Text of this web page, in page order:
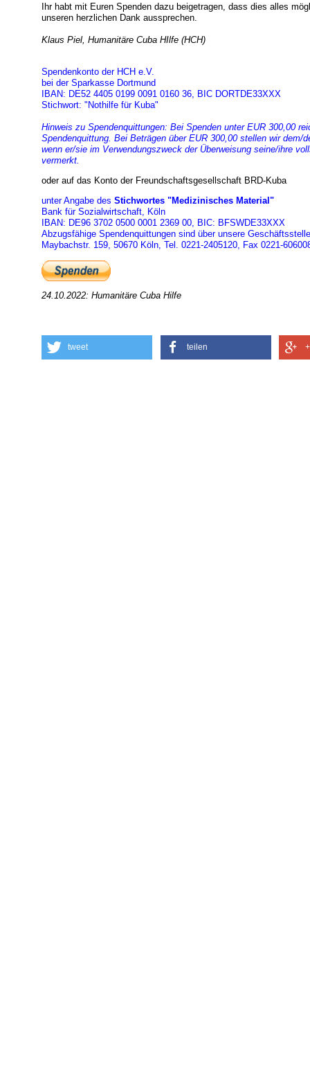
Ihr habt mit Euren Spenden dazu beigetragen, dass dies alles
unseren herzlichen Dank aussprechen.
Klaus Piel, Humanitäre Cuba HIlfe (HCH)
Spendenkonto der HCH e.V.
bei der Sparkasse Dortmund
IBAN: DE52 4405 0199 0091 0160 36, BIC DORTDE33XXX
Stichwort: "Nothilfe für Kuba"
Hinweis zu Spendenquittungen: Bei Spenden unter EUR 300,00
Spendenquittung. Bei Beträgen über EUR 300,00 stellen wir dem/
wenn er/sie im Verwendungszweck der Überweisung seine/ihre
vermerkt.
oder auf das Konto der Freundschaftsgesellschaft BRD-Kuba
unter Angabe des Stichwortes "Medizinisches Material"
Bank für Sozialwirtschaft, Köln
IBAN: DE96 3702 0500 0001 2369 00, BIC: BFSWDE33XXX
Abzugsfähige Spendenquittungen sind über unsere
Maybachstr. 159, 50670 Köln, Tel. 0221-2405120, Fax 0221-
24.10.2022: Humanitäre Cuba Hilfe
tweet teilen